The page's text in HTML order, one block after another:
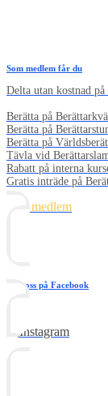
Som medlem får du
Delta utan kostnad
Berätta på
Berätta på
Berätta på
Tävla vid
Rabatt på interna
Gratis inträde på
Bli medlem
Följ oss på Facebook
Följ oss på Youtube